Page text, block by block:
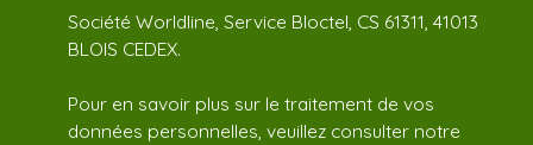
Société Worldline, Service Bloctel, CS 61311, 41013
BLOIS CEDEX.
Pour en savoir plus sur le traitement de vos
données personnelles, veuillez consulter notre